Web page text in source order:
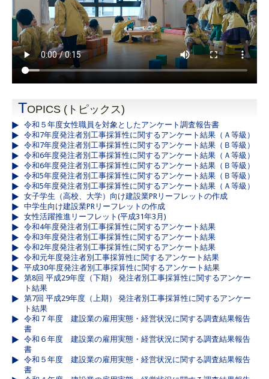
TOPICS (トピックス)
令和５年度女性職員を対象としたアンケート調査報告書
令和7年度発注者別工事採算性に関するアンケート結果（Ａ等級）
令和7年度発注者別工事採算性に関するアンケート結果（Ｂ等級）
令和6年度発注者別工事採算性に関するアンケート結果（Ａ等級）
令和6年度発注者別工事採算性に関するアンケート結果（Ｂ等級）
令和5年度発注者別工事採算性に関するアンケート結果（Ｂ等級）
令和5年度発注者別工事採算性に関するアンケート結果（Ａ等級）
女子学生（高校、大学）向け建設業PRリーフレットの作成
中学生向け建設業PRリーフレットの作成
女性活躍推進リーフレット(平成31年3月)
令和4年度発注者別工事採算性に関するアンケート結果
令和3年度発注者別工事採算性に関するアンケート結果
令和2年度発注者別工事採算性に関するアンケート結果
令和元年度発注者別工事採算性に関するアンケート結果
平成30年度発注者別工事採算性に関するアンケート結果
第8回 平成29年度（下期） 発注者別工事採算性に関するアンケー
ト結果
第7回 平成29年度（上期） 発注者別工事採算性に関するアンケー
ト結果
令和７年度 建設業の雇用実態・経営状況に関する調査結果報告
書
令和６年度 建設業の雇用実態・経営状況に関する調査結果報告
書
令和５年度 建設業の雇用実態・経営状況に関する調査結果報告
書